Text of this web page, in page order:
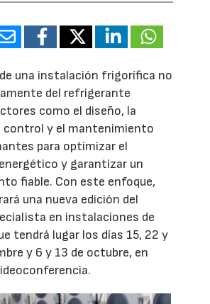
una instalación frigorífica no
del refrigerante
como el diseño, la
control y el mantenimiento
para optimizar el
y garantizar un
fiable. Con este enfoque,
una nueva edición del
en instalaciones de
tendrá lugar los días 15, 22 y
y 6 y 13 de octubre, en